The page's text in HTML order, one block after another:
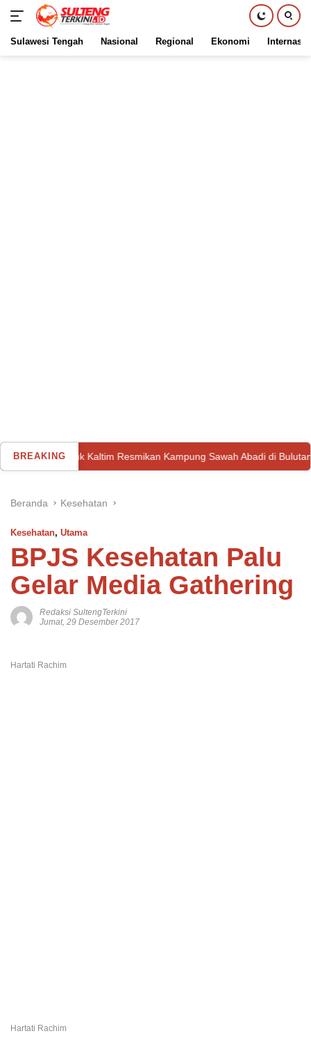
Sulawesi Tengah Nasional Regional Ekonomi
BREAKING
Resmikan Kampung Sawah Abadi di Bulutana Sulsel
Beranda Kesehatan
Kesehatan, Utama
BPJS Kesehatan Palu
Gelar Media Gathering
Redaksi SultengTerkini
Jumat, 29 Desember 2017
Hartati Rachim
Hartati Rachim